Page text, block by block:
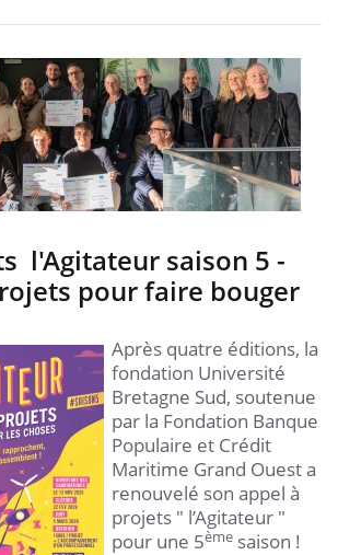
l'Agitateur saison 5 -
pour faire bouger
Après quatre éditions, la
fondation Université
Bretagne Sud, soutenue
par la Fondation Banque
Populaire et Crédit
Maritime Grand Ouest a
renouvelé son appel à
projets " l’Agitateur "
pour une 5ème saison !